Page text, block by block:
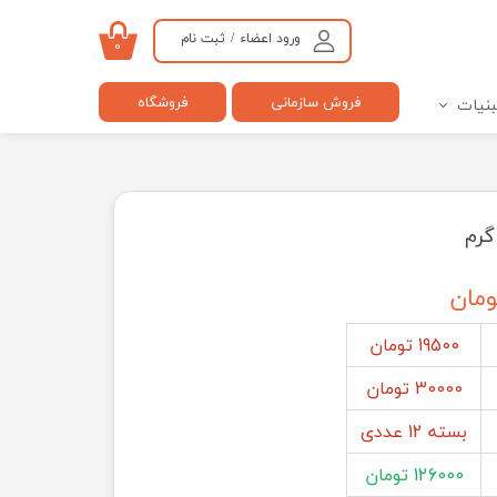
ورود اعضاء / ثبت نام
تغییر گذر واژه
خروج از حساب کاربری
۰
فروش سازمانی فروشگاه
19500 تومان
30000 تومان
بسته 12 عددی
126000 تومان